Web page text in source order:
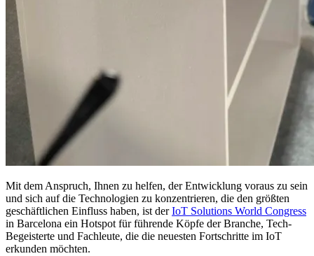
Mit dem Anspruch, Ihnen zu helfen, der Entwicklung voraus zu sein
und sich auf die Technologien zu konzentrieren, die den größten
geschäftlichen Einfluss haben, ist derIoT Solutions World Congress
in Barcelona ein Hotspot für führende Köpfe der Branche, Tech-
Begeisterte und Fachleute, die die neuesten Fortschritte im IoT
erkunden möchten.